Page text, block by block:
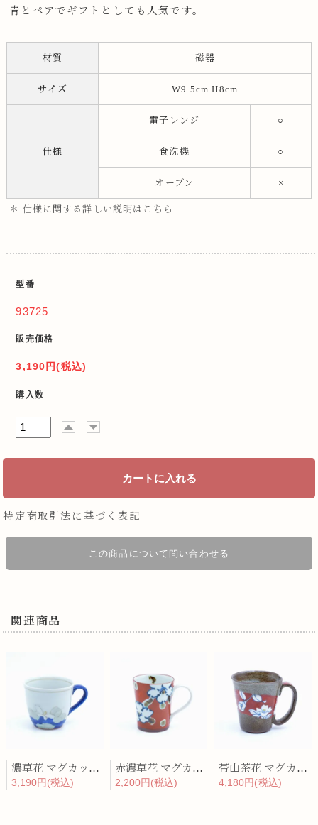
青とペアでギフトとしても人気です。
材質 磁器
サイズ W9.5cm H8cm
仕様
電子レンジ ○
食洗機 ○
オーブン ×
＊ 仕様に関する詳しい説明はこちら
型番
93725
販売価格
3,190円(税込)
購入数
特定商取引法に基づく表記
この商品について問い合わせる
関連商品
濃草花 マグカップ(青)
3,190円(税込)
赤濃草花 マグカップ
2,200円(税込)
帯山茶花 マグカップ(赤)
4,180円(税込)